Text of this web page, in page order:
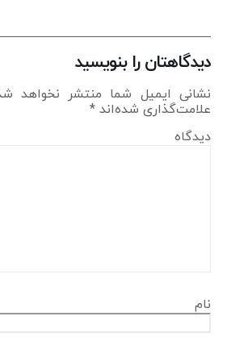
دیدگاهتان را بنویسید
نشانی ایمیل شما منتشر نخواهد
علامت‌گذاری شده‌اند *